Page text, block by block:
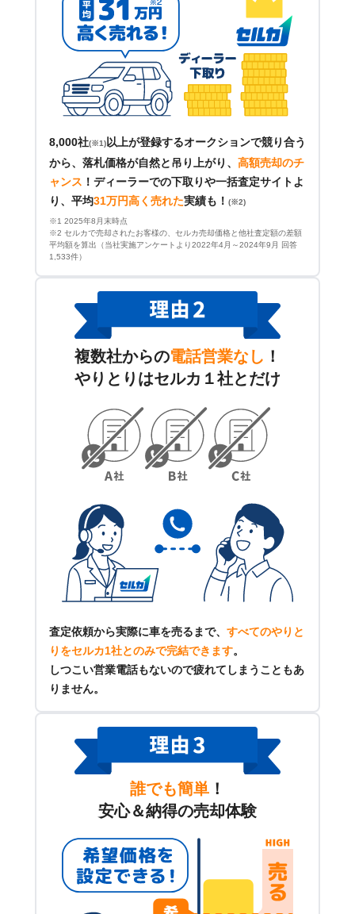
8,000社(※1)以上が登録するオークションで競り合う
から、落札価格が自然と吊り上がり、 高額売却のチ
ャンス ！ ディーラーでの下取りや一括査定サイトよ
り、平均31万円高く売れた実績も！ (※2)
※1 2025年8月末時点
※2 セルカで売却されたお客様の、セルカ売却価格と他社査定額の差額
平均額を算出（当社実施アンケートより2022年4月～2024年9月 回答
1,533件）
複数社からの電話営業なし ！
やりとりはセルカ１社とだけ
査定依頼から実際に車を売るまで、 すべてのやりと
りをセルカ1社とのみで完結できます。
しつこい営業電話もないので疲れてしまうこともあ
りません。
誰でも簡単 ！
安心＆納得の売却体験